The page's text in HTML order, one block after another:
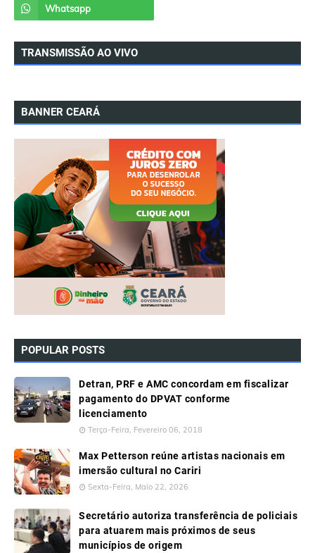
TRANSMISSÃO AO VIVO
BANNER CEARÁ
POPULAR POSTS
Detran, PRF e AMC concordam em fiscalizar
pagamento do DPVAT conforme
licenciamento
Terça-Feira, Fevereiro 06, 2018
Max Petterson reúne artistas nacionais em
imersão cultural no Cariri
Sexta-Feira, Maio 22, 2026
Secretário autoriza transferência de policiais
para atuarem mais próximos de seus
municípios de origem